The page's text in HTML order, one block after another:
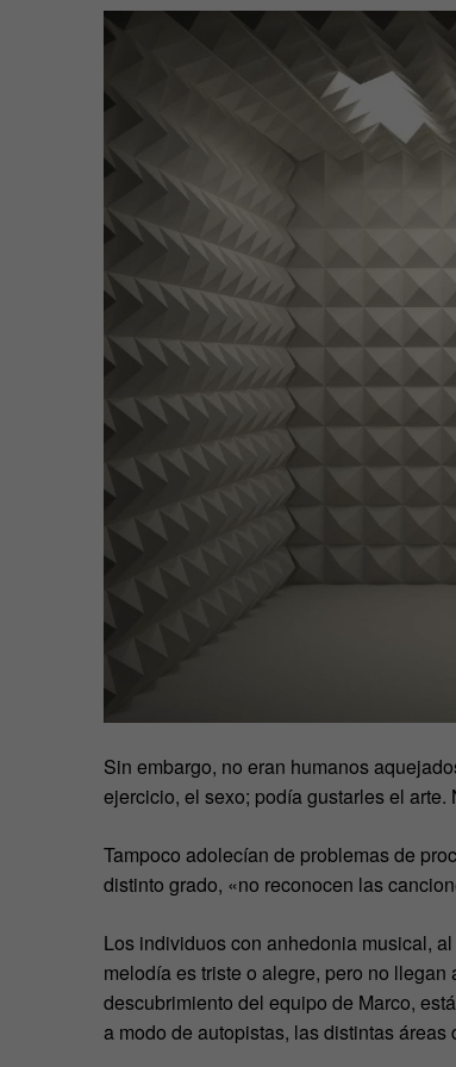
Sin embargo, no eran humanos
ejercicio, el sexo; podía gustarles el
Tampoco adolecían de problemas de
distinto grado, «no reconocen las
Los individuos con anhedonia musical,
melodía es triste o alegre, pero no
descubrimiento del equipo de Marco,
a modo de autopistas, las distintas áreas